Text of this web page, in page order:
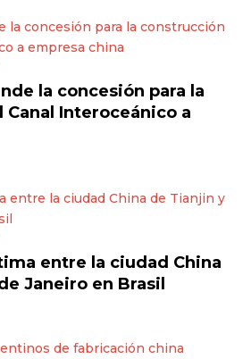
la concesión para la
Interoceánico a
entre la ciudad China
Janeiro en Brasil